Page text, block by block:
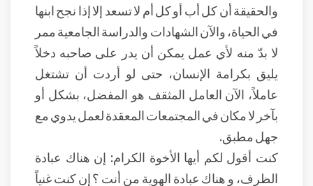
والحقيقة أن كل أب أو كل أم لا تسعد إلا إذا نجح ابنها
في الحياة، والآن الشهادات والدراسة الجامعية ممر
لا بدّ منه لأي عمل يمكن أن يدر على صاحبه دخلاً
يليق بكرامة الإنسان، حتى لو أردت أن تشتغل
عاملاً، الآن العامل المثقف هو المفضل، بشكل أو
بآخر لا مكان في المجتمعات المعقدة لعمل يدوي مع
جهل مطبق.
كنت أقول لكم أيها الأخوة الكرام: إن هناك عبادة
الظرف، و هناك عبادة الهوية من أنت ؟ إن كنت غنياً